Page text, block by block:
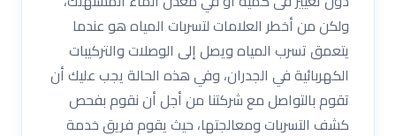
ولكن من أخطر العلامات لتسربات المياه هو عندما
يتعمق تسرب المياه ويصل إلى الوصلات والتركيبات
الكهربائية في الجدران، وفي هذه الحالة يجب عليك أن
تقوم بالتواصل مع شركتنا من أجل أن نقوم بفحص
كشف التسربات ومعالجتها، حيث يقوم فريق خدمة